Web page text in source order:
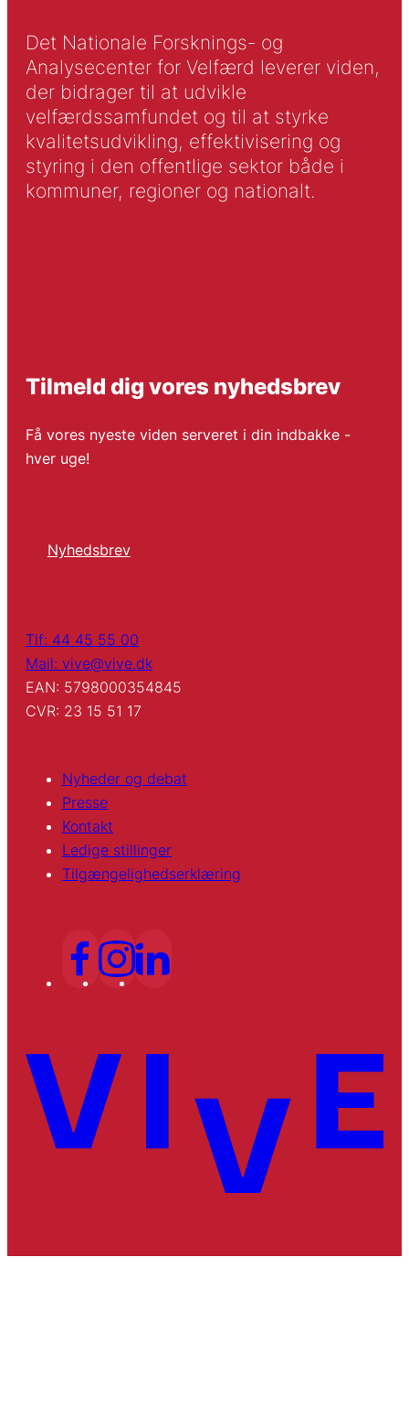
Det Nationale Forsknings- og
Analysecenter for Velfærd leverer viden,
der bidrager til at udvikle
velfærdssamfundet og til at styrke
kvalitetsudvikling, effektivisering og
styring i den offentlige sektor både i
kommuner, regioner og nationalt.
Tilmeld dig vores nyhedsbrev
Få vores nyeste viden serveret i din indbakke -
hver uge!
Nyhedsbrev
Tlf: 44 45 55 00
Mail: vive@vive.dk
EAN: 5798000354845
CVR: 23 15 51 17
Nyheder og debat
Presse
Kontakt
Ledige stillinger
Tilgængelighedserklæring